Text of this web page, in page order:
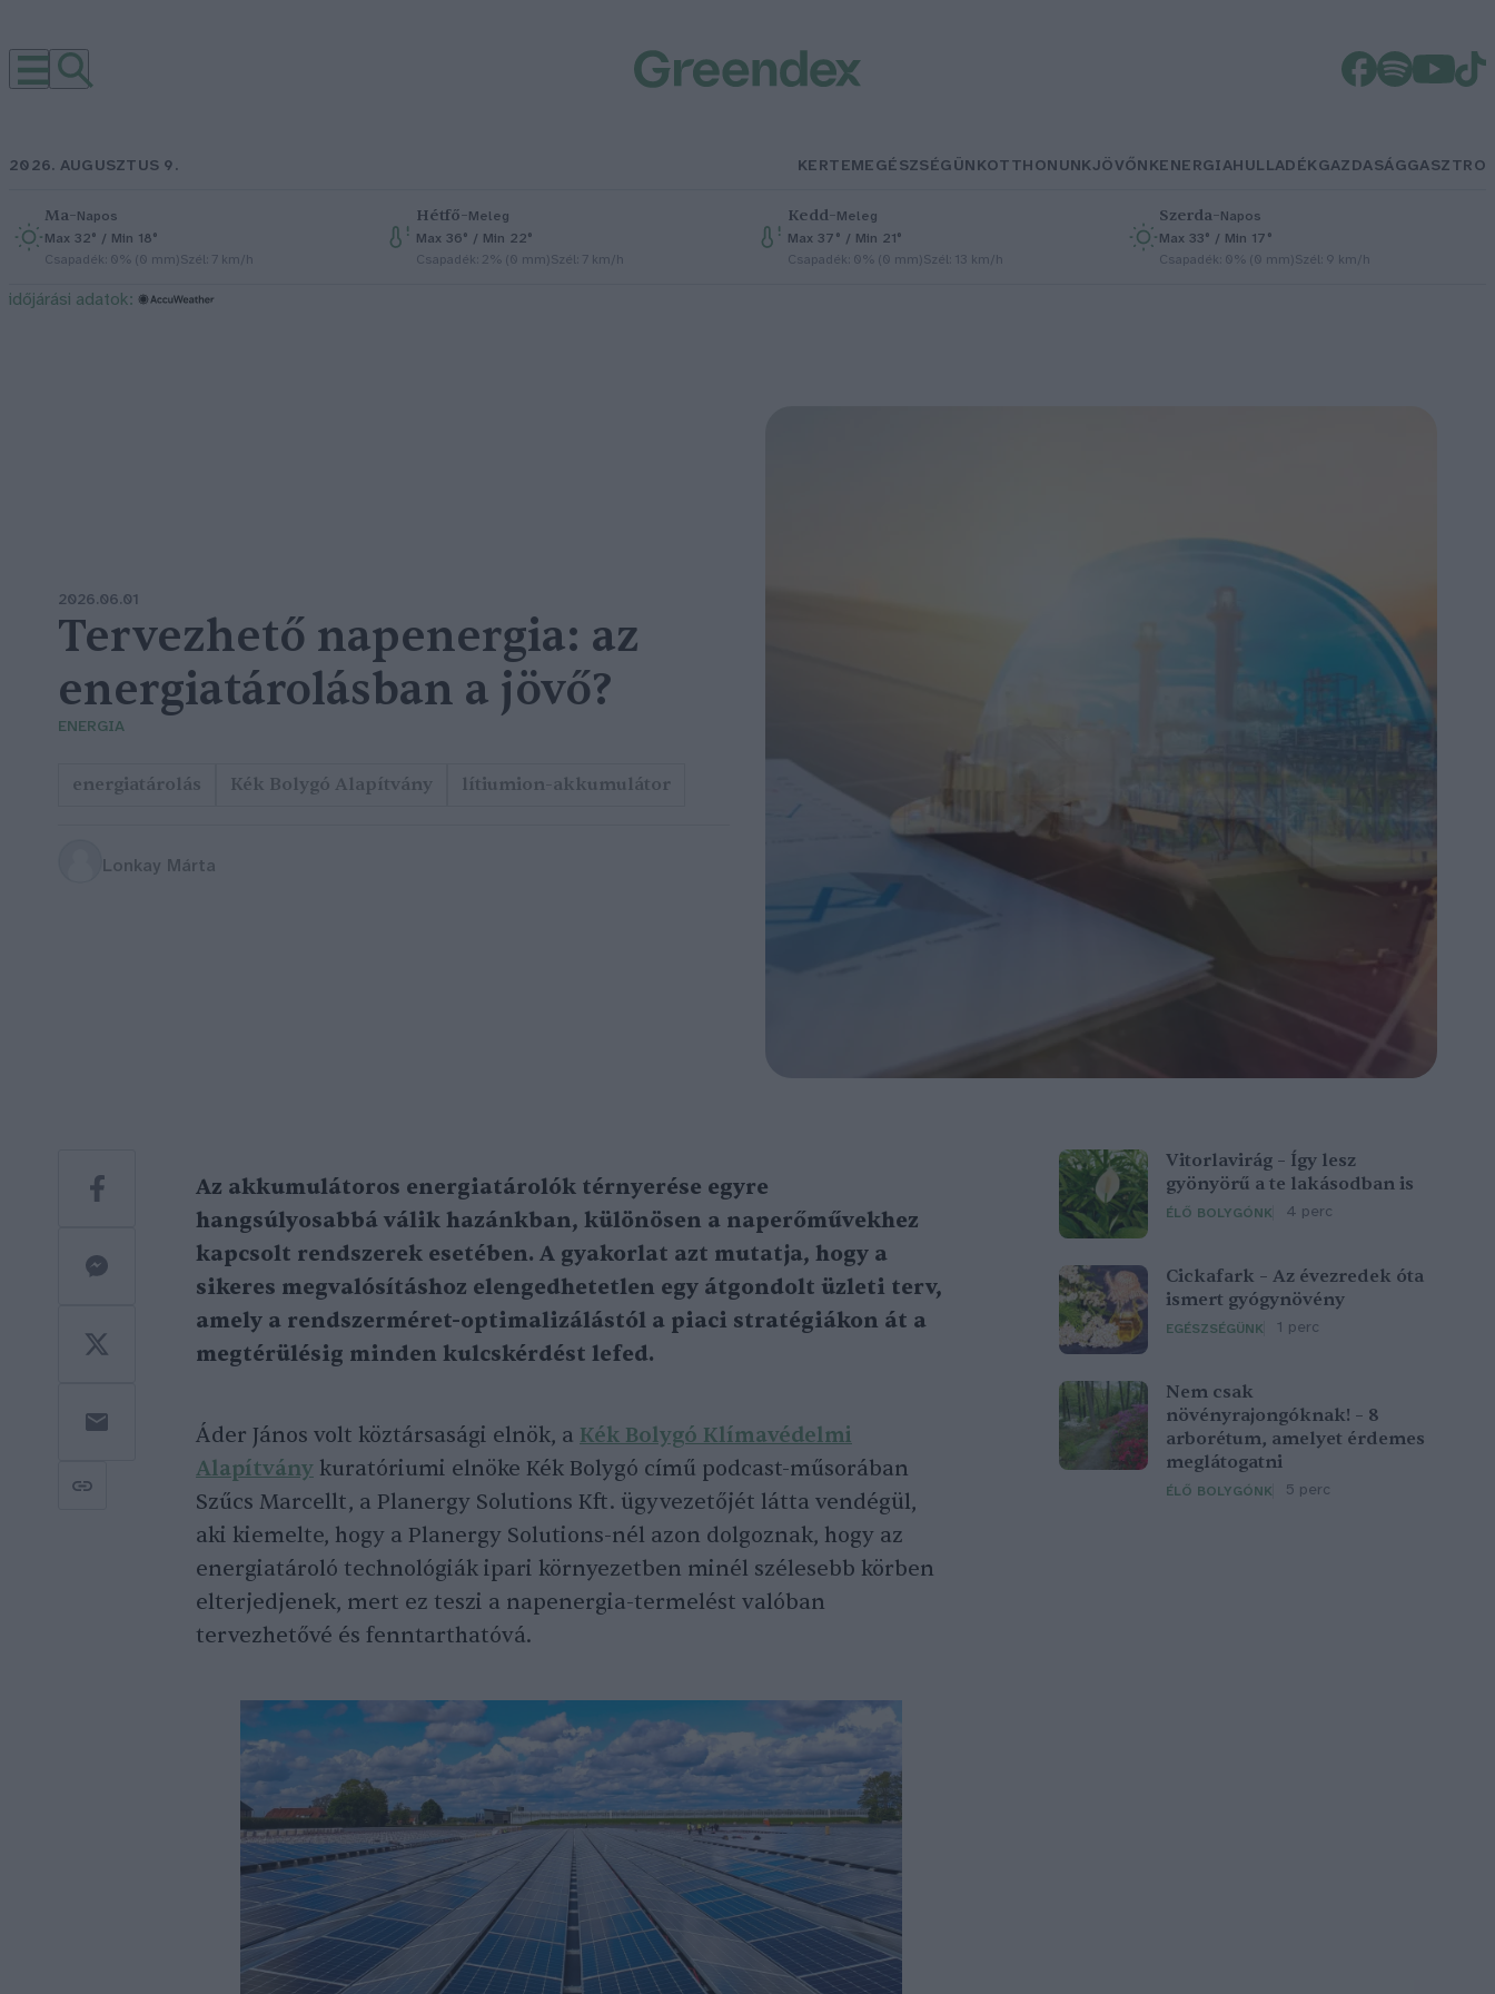
2026. AUGUSZTUS 9. KERTEMEGÉSZSÉGÜNKOTTHONUNKJÖVŐNKENERGIAHULLADÉKGAZDASÁGGASZTRO
Ma–Napos
Max 32° / Min 18°
Csapadék: 0% (0 mm)Szél: 7 km/h
Hétfő–Meleg
Max 36° / Min 22°
Csapadék: 2% (0 mm)Szél: 7 km/h
Kedd–Meleg
Max 37° / Min 21°
Csapadék: 0% (0 mm)Szél: 13 km/h
Szerda–Napos
Max 33° / Min 17°
Csapadék: 0% (0 mm)Szél: 9 km/h
időjárási adatok:
2026.06.01
Tervezhető napenergia: az
energiatárolásban a jövő?
ENERGIA
energiatárolás Kék Bolygó Alapítvány lítiumion-akkumulátor
Lonkay Márta
Az akkumulátoros energiatárolók térnyerése egyre
hangsúlyosabbá válik hazánkban, különösen a naperőművekhez
kapcsolt rendszerek esetében. A gyakorlat azt mutatja, hogy a
sikeres megvalósításhoz elengedhetetlen egy átgondolt üzleti terv,
amely a rendszerméret-optimalizálástól a piaci stratégiákon át a
megtérülésig minden kulcskérdést lefed.
Áder János volt köztársasági elnök, a Kék Bolygó Klímavédelmi
Alapítvány kuratóriumi elnöke Kék Bolygó című podcast-műsorában
Szűcs Marcellt, a Planergy Solutions Kft. ügyvezetőjét látta vendégül,
aki kiemelte, hogy a Planergy Solutions-nél azon dolgoznak, hogy az
energiatároló technológiák ipari környezetben minél szélesebb körben
elterjedjenek, mert ez teszi a napenergia-termelést valóban
tervezhetővé és fenntarthatóvá.
Vitorlavirág – Így lesz
gyönyörű a te lakásodban is
ÉLŐ BOLYGÓNK 4 perc
Cickafark – Az évezredek óta
ismert gyógynövény
EGÉSZSÉGÜNK 1 perc
Nem csak
növényrajongóknak! – 8
arborétum, amelyet érdemes
meglátogatni
ÉLŐ BOLYGÓNK 5 perc